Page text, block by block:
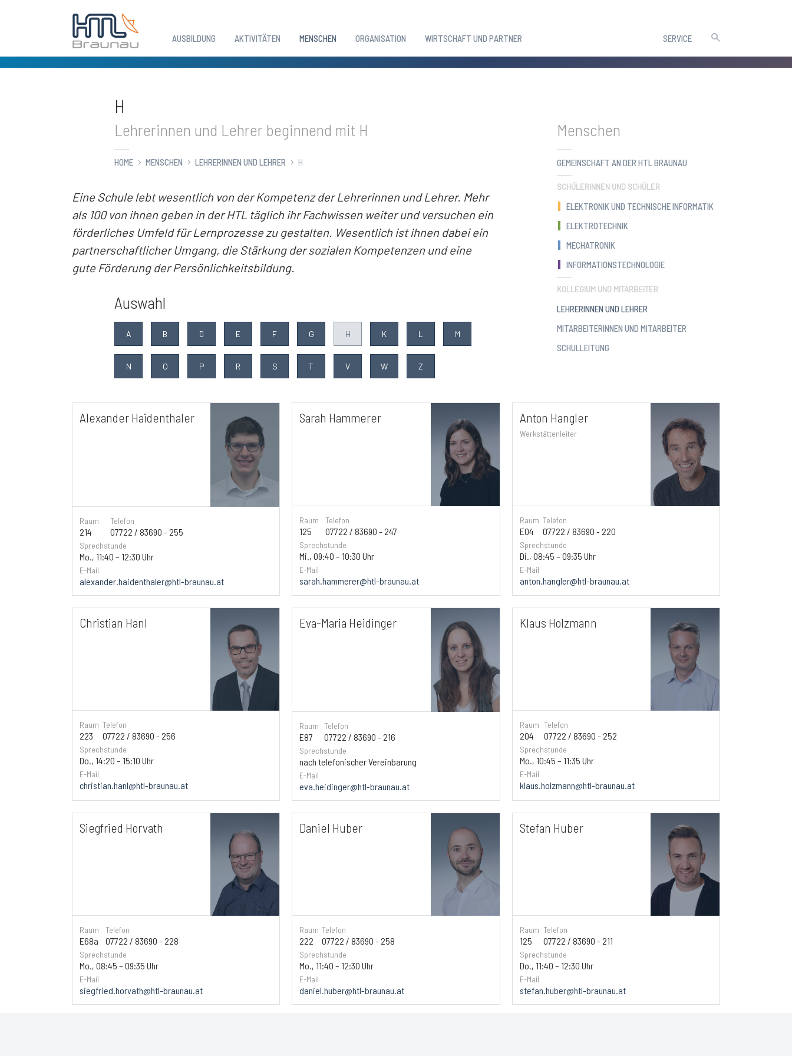
AUSBILDUNG AKTIVITÄTEN MENSCHEN ORGANISATION WIRTSCHAFT UND PARTNER SERVICE
H
Lehrerinnen und Lehrer beginnend mit H
HOME MENSCHEN LEHRERINNEN UND LEHRER H
Eine Schule lebt wesentlich von der Kompetenz der Lehrerinnen und Lehrer. Mehr
als 100 von ihnen geben in der HTL täglich ihr Fachwissen weiter und versuchen ein
förderliches Umfeld für Lernprozesse zu gestalten. Wesentlich ist ihnen dabei ein
partnerschaftlicher Umgang, die Stärkung der sozialen Kompetenzen und eine
gute Förderung der Persönlichkeitsbildung.
Auswahl
A B D E F G H K L M
N O P R S T V W Z
Menschen
GEMEINSCHAFT AN DER HTL BRAUNAU
SCHÜLERINNEN UND SCHÜLER
ELEKTRONIK UND TECHNISCHE INFORMATIK
ELEKTROTECHNIK
MECHATRONIK
INFORMATIONSTECHNOLOGIE
KOLLEGIUM UND MITARBEITER
LEHRERINNEN UND LEHRER
MITARBEITERINNEN UND MITARBEITER
SCHULLEITUNG
Alexander Haidenthaler
Raum
214
Telefon
07722 / 83690 - 255
Sprechstunde
Mo., 11:40 – 12:30 Uhr
E-Mail
alexander.haidenthaler@htl-braunau.at
Sarah Hammerer
Raum
125
Telefon
07722 / 83690 - 247
Sprechstunde
Mi., 09:40 – 10:30 Uhr
E-Mail
sarah.hammerer@htl-braunau.at
Anton Hangler
Werkstättenleiter
Raum
E04
Telefon
07722 / 83690 - 220
Sprechstunde
Di., 08:45 – 09:35 Uhr
E-Mail
anton.hangler@htl-braunau.at
Christian Hanl
Raum
223
Telefon
07722 / 83690 - 256
Sprechstunde
Do., 14:20 – 15:10 Uhr
E-Mail
christian.hanl@htl-braunau.at
Eva-Maria Heidinger
Raum
E87
Telefon
07722 / 83690 - 216
Sprechstunde
nach telefonischer Vereinbarung
E-Mail
eva.heidinger@htl-braunau.at
Klaus Holzmann
Raum
204
Telefon
07722 / 83690 - 252
Sprechstunde
Mo., 10:45 – 11:35 Uhr
E-Mail
klaus.holzmann@htl-braunau.at
Siegfried Horvath
Raum
E68a
Telefon
07722 / 83690 - 228
Sprechstunde
Mo., 08:45 – 09:35 Uhr
E-Mail
siegfried.horvath@htl-braunau.at
Daniel Huber
Raum
222
Telefon
07722 / 83690 - 258
Sprechstunde
Mo., 11:40 – 12:30 Uhr
E-Mail
daniel.huber@htl-braunau.at
Stefan Huber
Raum
125
Telefon
07722 / 83690 - 211
Sprechstunde
Do., 11:40 – 12:30 Uhr
E-Mail
stefan.huber@htl-braunau.at